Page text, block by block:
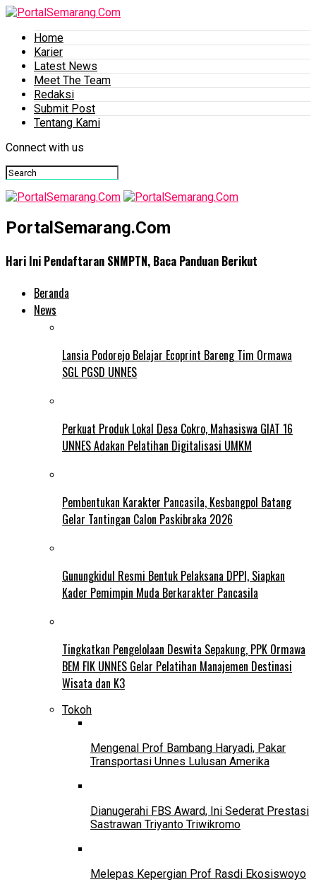
Home
Karier
Latest News
Meet The Team
Redaksi
Submit Post
Tentang Kami
Connect with us
PortalSemarang.Com
Hari Ini Pendaftaran SNMPTN, Baca Panduan Berikut
Beranda
News
Lansia Podorejo Belajar Ecoprint Bareng Tim Ormawa
SGL PGSD UNNES
Perkuat Produk Lokal Desa Cokro, Mahasiswa GIAT 16
UNNES Adakan Pelatihan Digitalisasi UMKM
Pembentukan Karakter Pancasila, Kesbangpol Batang
Gelar Tantingan Calon Paskibraka 2026
Gunungkidul Resmi Bentuk Pelaksana DPPI, Siapkan
Kader Pemimpin Muda Berkarakter Pancasila
Tingkatkan Pengelolaan Deswita Sepakung, PPK Ormawa
BEM FIK UNNES Gelar Pelatihan Manajemen Destinasi
Wisata dan K3
Tokoh
Mengenal Prof Bambang Haryadi, Pakar
Transportasi Unnes Lulusan Amerika
Dianugerahi FBS Award, Ini Sederat Prestasi
Sastrawan Triyanto Triwikromo
Melepas Kepergian Prof Rasdi Ekosiswoyo